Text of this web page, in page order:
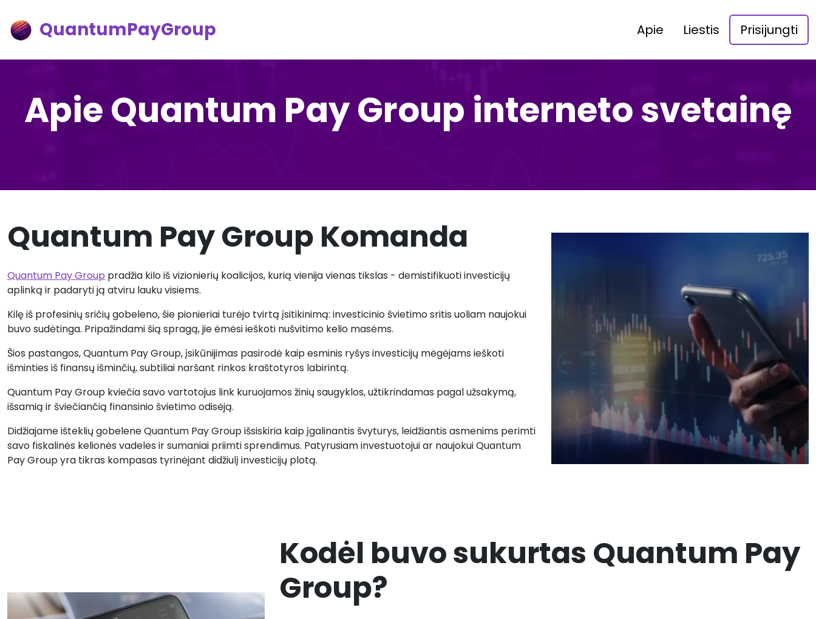
QuantumPayGroup Apie Liestis Prisijungti
Apie Quantum Pay Group interneto svetainę
Quantum Pay Group Komanda
Quantum Pay Group pradžia kilo iš vizionierių koalicijos, kurią vienija vienas tikslas - demistifikuoti investicijų
aplinką ir padaryti ją atviru lauku visiems.
Kilę iš profesinių sričių gobeleno, šie pionieriai turėjo tvirtą įsitikinimą: investicinio švietimo sritis uoliam naujokui
buvo sudėtinga. Pripažindami šią spragą, jie ėmėsi ieškoti nušvitimo kelio masėms.
Šios pastangos, Quantum Pay Group, įsikūnijimas pasirodė kaip esminis ryšys investicijų mėgėjams ieškoti
išminties iš finansų išminčių, subtiliai naršant rinkos kraštotyros labirintą.
Quantum Pay Group kviečia savo vartotojus link kuruojamos žinių saugyklos, užtikrindamas pagal užsakymą,
išsamią ir šviečiančią finansinio švietimo odisėją.
Didžiajame išteklių gobelene Quantum Pay Group išsiskiria kaip įgalinantis švyturys, leidžiantis asmenims perimti
savo fiskalinės kelionės vadeles ir sumaniai priimti sprendimus. Patyrusiam investuotojui ar naujokui Quantum
Pay Group yra tikras kompasas tyrinėjant didžiulį investicijų plotą.
Kodėl buvo sukurtas Quantum Pay
Group?